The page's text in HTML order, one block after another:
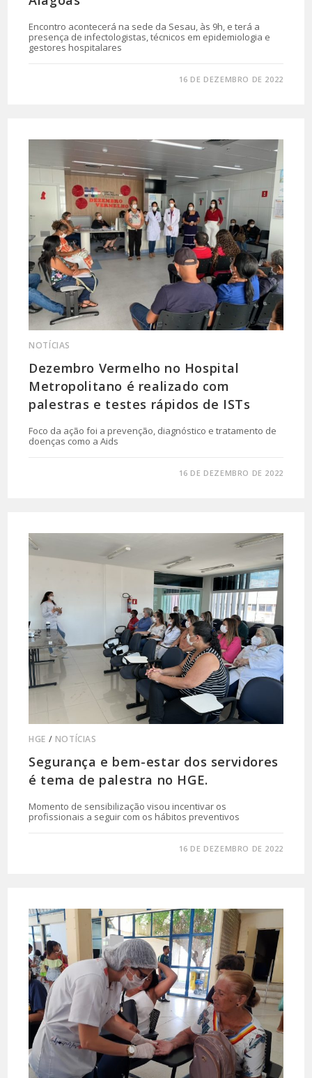
Encontro acontecerá na sede da Sesau, às 9h, e terá a
presença de infectologistas, técnicos em epidemiologia e
gestores hospitalares
16 DE DEZEMBRO DE 2022
NOTÍCIAS
Dezembro Vermelho no Hospital
Metropolitano é realizado com
palestras e testes rápidos de ISTs
Foco da ação foi a prevenção, diagnóstico e tratamento de
doenças como a Aids
16 DE DEZEMBRO DE 2022
HGE / NOTÍCIAS
Segurança e bem-estar dos servidores
é tema de palestra no HGE.
Momento de sensibilização visou incentivar os
profissionais a seguir com os hábitos preventivos
16 DE DEZEMBRO DE 2022